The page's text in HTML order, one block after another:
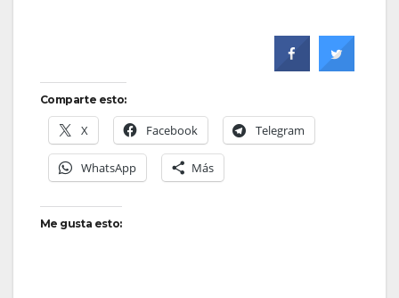
Comparte esto:
X Facebook Telegram
WhatsApp Más
Me gusta esto: